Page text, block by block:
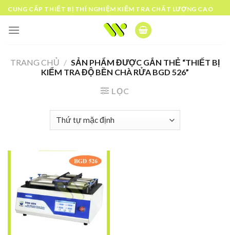
Skip
to
content
CUNG CẤP THIẾT BỊ THÍ NGHIỆM KIỂM TRA CHẤT LƯỢNG CAO
TRANG CHỦ / SẢN PHẨM ĐƯỢC GẮN THẺ “THIẾT BỊ
KIỂM TRA ĐỘ BỀN CHÀ RỬA BGD 526”
LỌC